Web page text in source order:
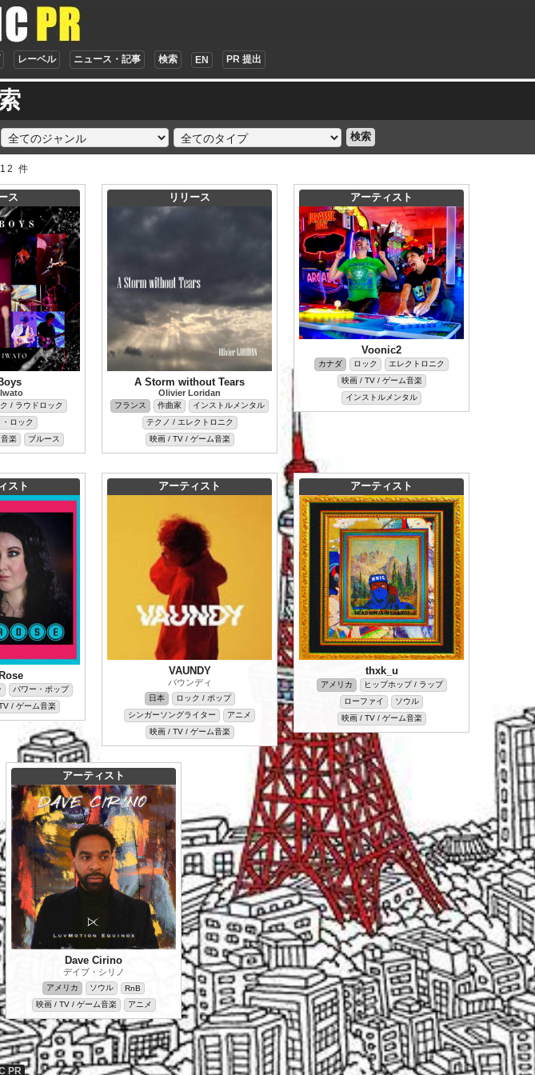
レーベル ニュース・記事 検索 EN PR 提出
検索
件
ス
/ ラウドロック
ロック
楽
ブルース
リリース
A Storm without Tears
Olivier Loridan
フランス 作曲家
インストルメンタル
テクノ / エレクトロニク
映画 / TV / ゲーム音楽
アーティスト
Voonic2
カナダ ロック
エレクトロニク
映画 / TV / ゲーム音楽
インストルメンタル
スト
パワー・ポップ
/ ゲーム音楽
アーティスト
VAUNDY
バウンディ
日本
ロック / ポップ
シンガーソングライター
アニメ
映画 / TV / ゲーム音楽
アーティスト
thxk_u
アメリカ
ヒップホップ / ラップ
ローファイ
ソウル
映画 / TV / ゲーム音楽
アーティスト
Dave Cirino
デイブ・シリノ
アメリカ ソウル
RnB
映画 / TV / ゲーム音楽
アニメ
PR